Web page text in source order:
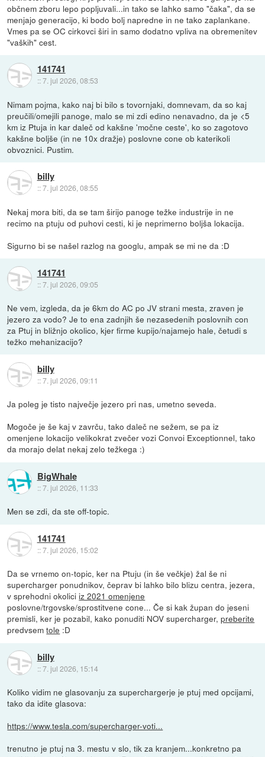
občnem zboru lepo popljuvali...in tako se lahko samo "čaka", da se
menjajo generacijo, ki bodo bolj napredne in ne tako zaplankane.
Vmes pa se OC cirkovci širi in samo dodatno vpliva na obremenitev
"vaških" cest.
141741
::7. jul 2026, 08:53
Nimam pojma, kako naj bi bilo s tovornjaki, domnevam, da so kaj
preučili/omejili panoge, malo se mi zdi edino nenavadno, da je <5
km iz Ptuja in kar daleč od kakšne 'močne ceste', ko so zagotovo
kakšne boljše (in ne 10x dražje) poslovne cone ob katerikoli
obvoznici. Pustim.
billy
::7. jul 2026, 08:55
Nekaj mora biti, da se tam širijo panoge težke industrije in ne
recimo na ptuju od puhovi cesti, ki je neprimerno boljša lokacija.
Sigurno bi se našel razlog na googlu, ampak se mi ne da :D
141741
::7. jul 2026, 09:05
Ne vem, izgleda, da je 6km do AC po JV strani mesta, zraven je
jezero za vodo? Je to ena zadnjih še nezasedenih poslovnih con
za Ptuj in bližnjo okolico, kjer firme kupijo/najamejo hale, četudi s
težko mehanizacijo?
billy
::7. jul 2026, 09:11
Ja poleg je tisto največje jezero pri nas, umetno seveda.
Mogoče je še kaj v zavrču, tako daleč ne sežem, se pa iz
omenjene lokacijo velikokrat zvečer vozi Convoi Exceptionnel, tako
da morajo delat nekaj zelo težkega :)
BigWhale
::7. jul 2026, 11:33
Men se zdi, da ste off-topic.
141741
::7. jul 2026, 15:02
Da se vrnemo on-topic, ker na Ptuju (in še večkje) žal še ni
supercharger ponudnikov, čeprav bi lahko bilo blizu centra, jezera,
v sprehodni okoliciiz 2021 omenjene
poslovne/trgovske/sprostitvene cone... Če si kak župan do jeseni
premisli, ker je pozabil, kako ponuditi NOV supercharger,preberite
predvsemtole :D
billy
::7. jul 2026, 15:14
Koliko vidim ne glasovanju za superchargerje je ptuj med opcijami,
tako da idite glasova:
https://www.tesla.com/supercharger-voti...
trenutno je ptuj na 3. mestu v slo, tik za kranjem...konkretno pa